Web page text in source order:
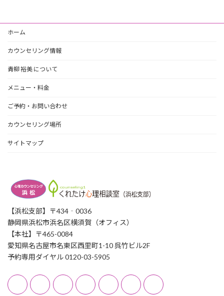
ホーム
カウンセリング情報
青柳 裕美 について
メニュー・料金
ご予約・お問い合わせ
カウンセリング場所
サイトマップ
【浜松支部】〒434‐0036
静岡県浜松市浜名区横須賀（オフィス）
【本社】〒465-0084
愛知県名古屋市名東区西里町1-10 呉竹ビル2F
予約専用ダイヤル 0120-03-5905